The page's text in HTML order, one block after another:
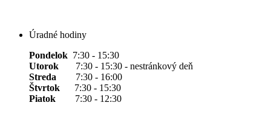
Úradné hodiny
Pondelok 7:30 - 15:30
Utorok 7:30 - 15:30 - nestránkový deň
Streda 7:30 - 16:00
Štvrtok 7:30 - 15:30
Piatok 7:30 - 12:30